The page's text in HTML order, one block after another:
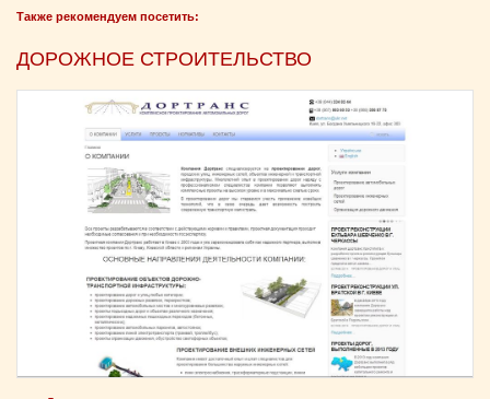
Также рекомендуем посетить:
ДОРОЖНОЕ СТРОИТЕЛЬСТВО